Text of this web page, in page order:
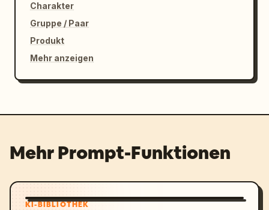
Charakter
Gruppe / Paar
Produkt
Mehr anzeigen
Mehr Prompt-Funktionen
KI-BIBLIOTHEK